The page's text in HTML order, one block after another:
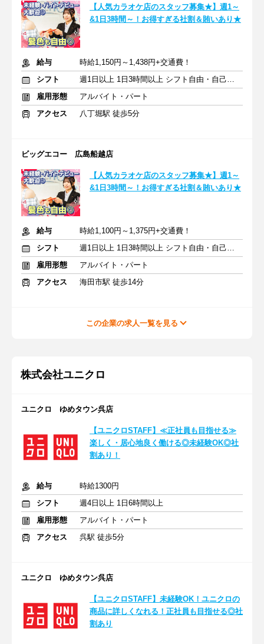
【人気カラオケ店のスタッフ募集★】週1～
&1日3時間～！お得すぎる社割＆賄いあり★
給与
時給1,150円～1,438円+交通費！
シフト
週1日以上 1日3時間以上 シフト自由・自己申告
雇用形態
アルバイト・パート
アクセス
八丁堀駅 徒歩5分
ビッグエコー 広島船越店
【人気カラオケ店のスタッフ募集★】週1～
&1日3時間～！お得すぎる社割＆賄いあり★
給与
時給1,100円～1,375円+交通費！
シフト
週1日以上 1日3時間以上 シフト自由・自己申告
雇用形態
アルバイト・パート
アクセス
海田市駅 徒歩14分
この企業の求人一覧を見る
株式会社ユニクロ
ユニクロ ゆめタウン呉店
【ユニクロSTAFF】≪正社員も目指せる≫
楽しく・居心地良く働ける◎未経験OK◎社
割あり！
給与
時給1300円
シフト
週4日以上 1日6時間以上
雇用形態
アルバイト・パート
アクセス
呉駅 徒歩5分
ユニクロ ゆめタウン呉店
【ユニクロSTAFF】未経験OK！ユニクロの
商品に詳しくなれる！正社員も目指せる◎社
割あり